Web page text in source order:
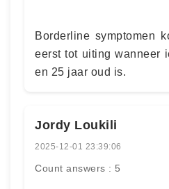
Borderline symptomen
eerst tot uiting wanneer
en 25 jaar oud is.
Jordy Loukili
2025-12-01 23:39:06
Count answers : 5